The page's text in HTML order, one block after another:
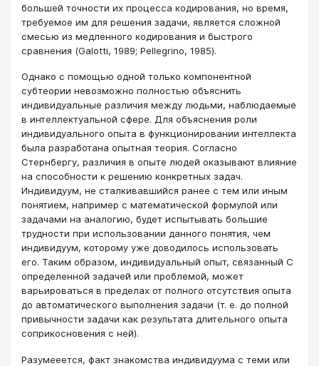
большей точности их процесса кодирования, но время,
требуемое им для решения задачи, является сложной
смесью из медленного кодирования и быстрого
сравнения (Galotti, 1989; Pellegrino, 1985).
Однако с помощью одной только компонентной
субтеории невозможно полностью объяснить
индивидуальные различия между людьми, наблюдаемые
в интеллектуальной сфере. Для объяснения роли
индивидуального опыта в функционировании интеллекта
была разработана опытная теория. Согласно
Стернбергу, различия в опыте людей оказывают влияние
на способности к решению конкретных задач.
Индивидуум, не сталкивавшийся ранее с тем или иным
понятием, например с математической формулой или
задачами на аналогию, будет испытывать большие
трудности при использовании данного понятия, чем
индивидуум, которому уже доводилось использовать
его. Таким образом, индивидуальный опыт, связанный С
определенной задачей или проблемой, может
варьироваться в пределах от полного отсутствия опыта
до автоматического выполнения задачи (т. е. до полной
привычности задачи как результата длительного опыта
соприкосновения с ней).
Разумееется, факт знакомства индивидуума с теми или